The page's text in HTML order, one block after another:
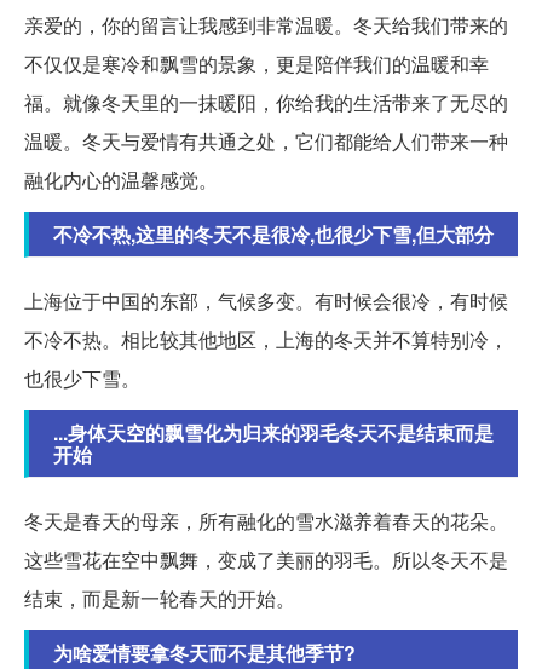
亲爱的，你的留言让我感到非常温暖。冬天给我们带来的
不仅仅是寒冷和飘雪的景象，更是陪伴我们的温暖和幸
福。就像冬天里的一抹暖阳，你给我的生活带来了无尽的
温暖。冬天与爱情有共通之处，它们都能给人们带来一种
融化内心的温馨感觉。
不冷不热,这里的冬天不是很冷,也很少下雪,但大部分
上海位于中国的东部，气候多变。有时候会很冷，有时候
不冷不热。相比较其他地区，上海的冬天并不算特别冷，
也很少下雪。
...身体天空的飘雪化为归来的羽毛冬天不是结束而是
开始
冬天是春天的母亲，所有融化的雪水滋养着春天的花朵。
这些雪花在空中飘舞，变成了美丽的羽毛。所以冬天不是
结束，而是新一轮春天的开始。
为啥爱情要拿冬天而不是其他季节?